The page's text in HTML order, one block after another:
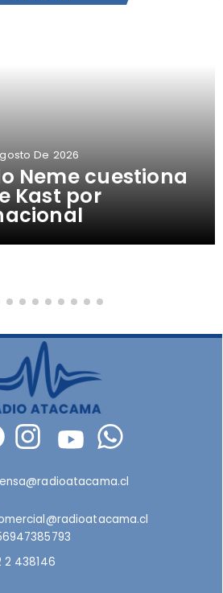
Neme cuestiona
Kast por
De 2026
2 438146